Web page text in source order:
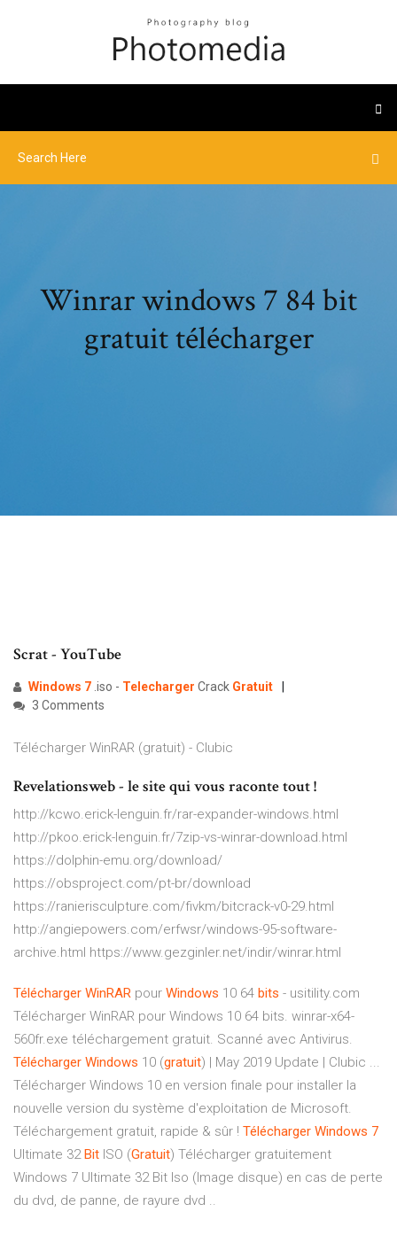
Winrar windows 7 84 bit
gratuit télécharger
Scrat - YouTube
Windows 7 .iso - Telecharger Crack Gratuit
3 Comments
Télécharger WinRAR (gratuit) - Clubic
Revelationsweb - le site qui vous raconte tout !
http://kcwo.erick-lenguin.fr/rar-expander-windows.html
http://pkoo.erick-lenguin.fr/7zip-vs-winrar-download.html
https://dolphin-emu.org/download/
https://obsproject.com/pt-br/download
https://ranierisculpture.com/fivkm/bitcrack-v0-29.html
http://angiepowers.com/erfwsr/windows-95-software-
archive.html https://www.gezginler.net/indir/winrar.html
Télécharger WinRAR pour Windows 10 64 bits - usitility.com
Télécharger WinRAR pour Windows 10 64 bits. winrar-x64-
560fr.exe téléchargement gratuit. Scanné avec Antivirus.
Télécharger Windows 10 (gratuit) | May 2019 Update | Clubic ...
Télécharger Windows 10 en version finale pour installer la
nouvelle version du système d'exploitation de Microsoft.
Téléchargement gratuit, rapide & sûr ! Télécharger Windows 7
Ultimate 32 Bit ISO (Gratuit) Télécharger gratuitement
Windows 7 Ultimate 32 Bit Iso (Image disque) en cas de perte
du dvd, de panne, de rayure dvd ..